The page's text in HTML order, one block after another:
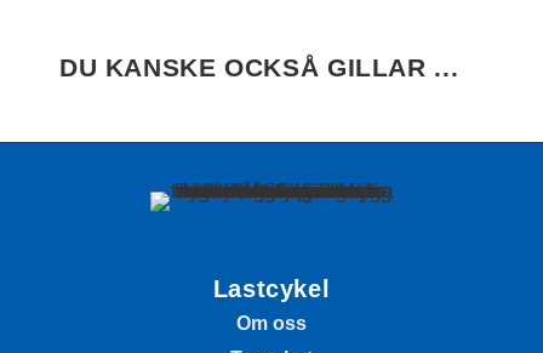
DU KANSKE OCKSÅ GILLAR ...
Lastcykel
Om oss